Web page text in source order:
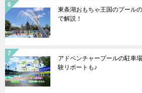
東条湖おもちゃ王国のプール
で解説！
アドベンチャープールの駐車
験リポートも♪